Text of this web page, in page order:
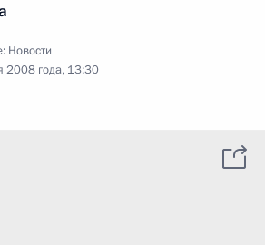
Новости
2008 года, 13:30